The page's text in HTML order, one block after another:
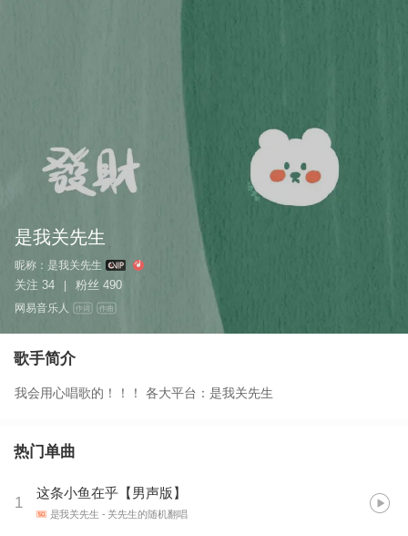
是我关先生
昵称： 是我关先生
关注 34 粉丝 490
网易音乐人 作词 作曲
歌手简介
我会用心唱歌的！！！ 各大平台：是我关先生
热门单曲
1
这条小鱼在乎【男声版】
是我关先生 - 关先生的随机翻唱